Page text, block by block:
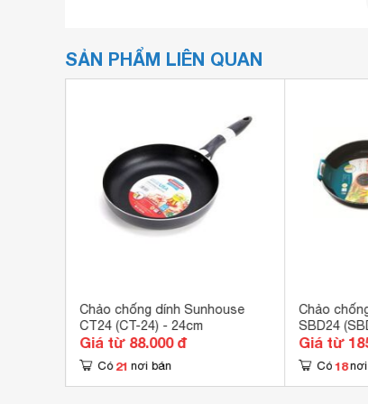
Đường kính 24 cm, tiện chiên xào thịt,
SẢN PHẨM LIÊN QUAN
Chảo chống dính Sunhouse
CT24 (CT-24) - 24cm
Giá từ 88.000 đ
Có 21 nơi bán
Chảo
SBD24
Giá từ
Có 18